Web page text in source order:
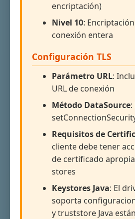
encriptación)
Nivel 10: Encriptación
conexión entera
Configuración TLS
Parámetro URL:
URL de conexión
Método DataSource
Requisitos de
cliente debe tener
de certificado
stores
Keystores Java: El
soporta
y truststore Java